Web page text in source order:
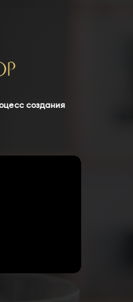
создания